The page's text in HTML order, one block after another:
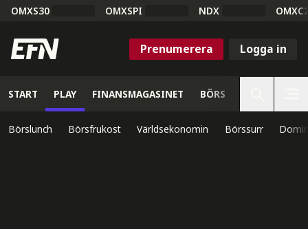
OMXS30 OMXSPI NDX
Prenumerera Logga in
START PLAY FINANSMAGASINET BÖRS
Börslunch Börsfrukost Världsekonomin Börssurr